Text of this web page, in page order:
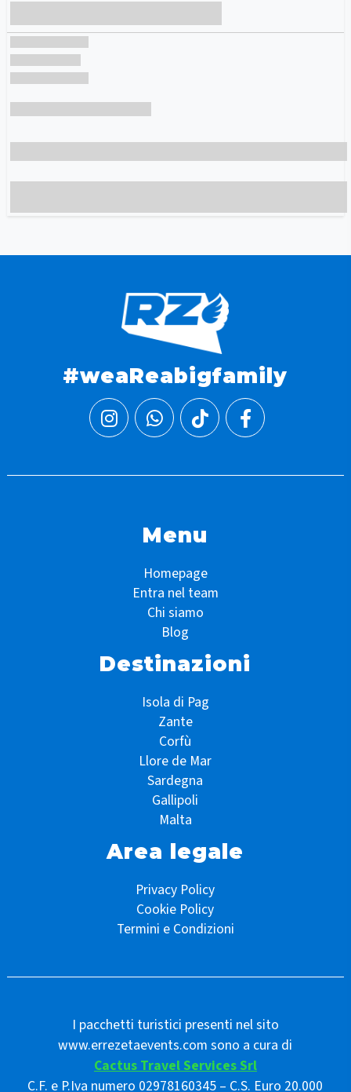
#weaReabigfamily
Menu
Homepage
Entra nel team
Chi siamo
Blog
Destinazioni
Isola di Pag
Zante
Corfù
Llore de Mar
Sardegna
Gallipoli
Malta
Area legale
Privacy Policy
Cookie Policy
Termini e Condizioni
I pacchetti turistici presenti nel sito
www.errezetaevents.com sono a cura di
Cactus Travel Services Srl
C.F. e P.Iva numero 02978160345 – C.S. Euro 20.000